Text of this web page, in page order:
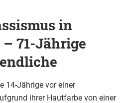
in
71-Jährige
14-Jährige vor einer
ihrer Hautfarbe von einer